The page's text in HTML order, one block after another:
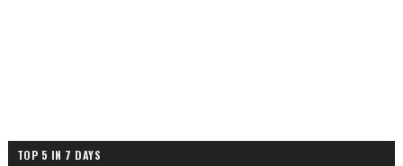
TOP 5 IN 7 DAYS